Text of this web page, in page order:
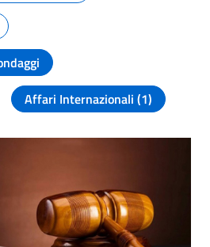
Affari Internazionali (1)